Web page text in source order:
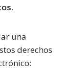
una
derechos